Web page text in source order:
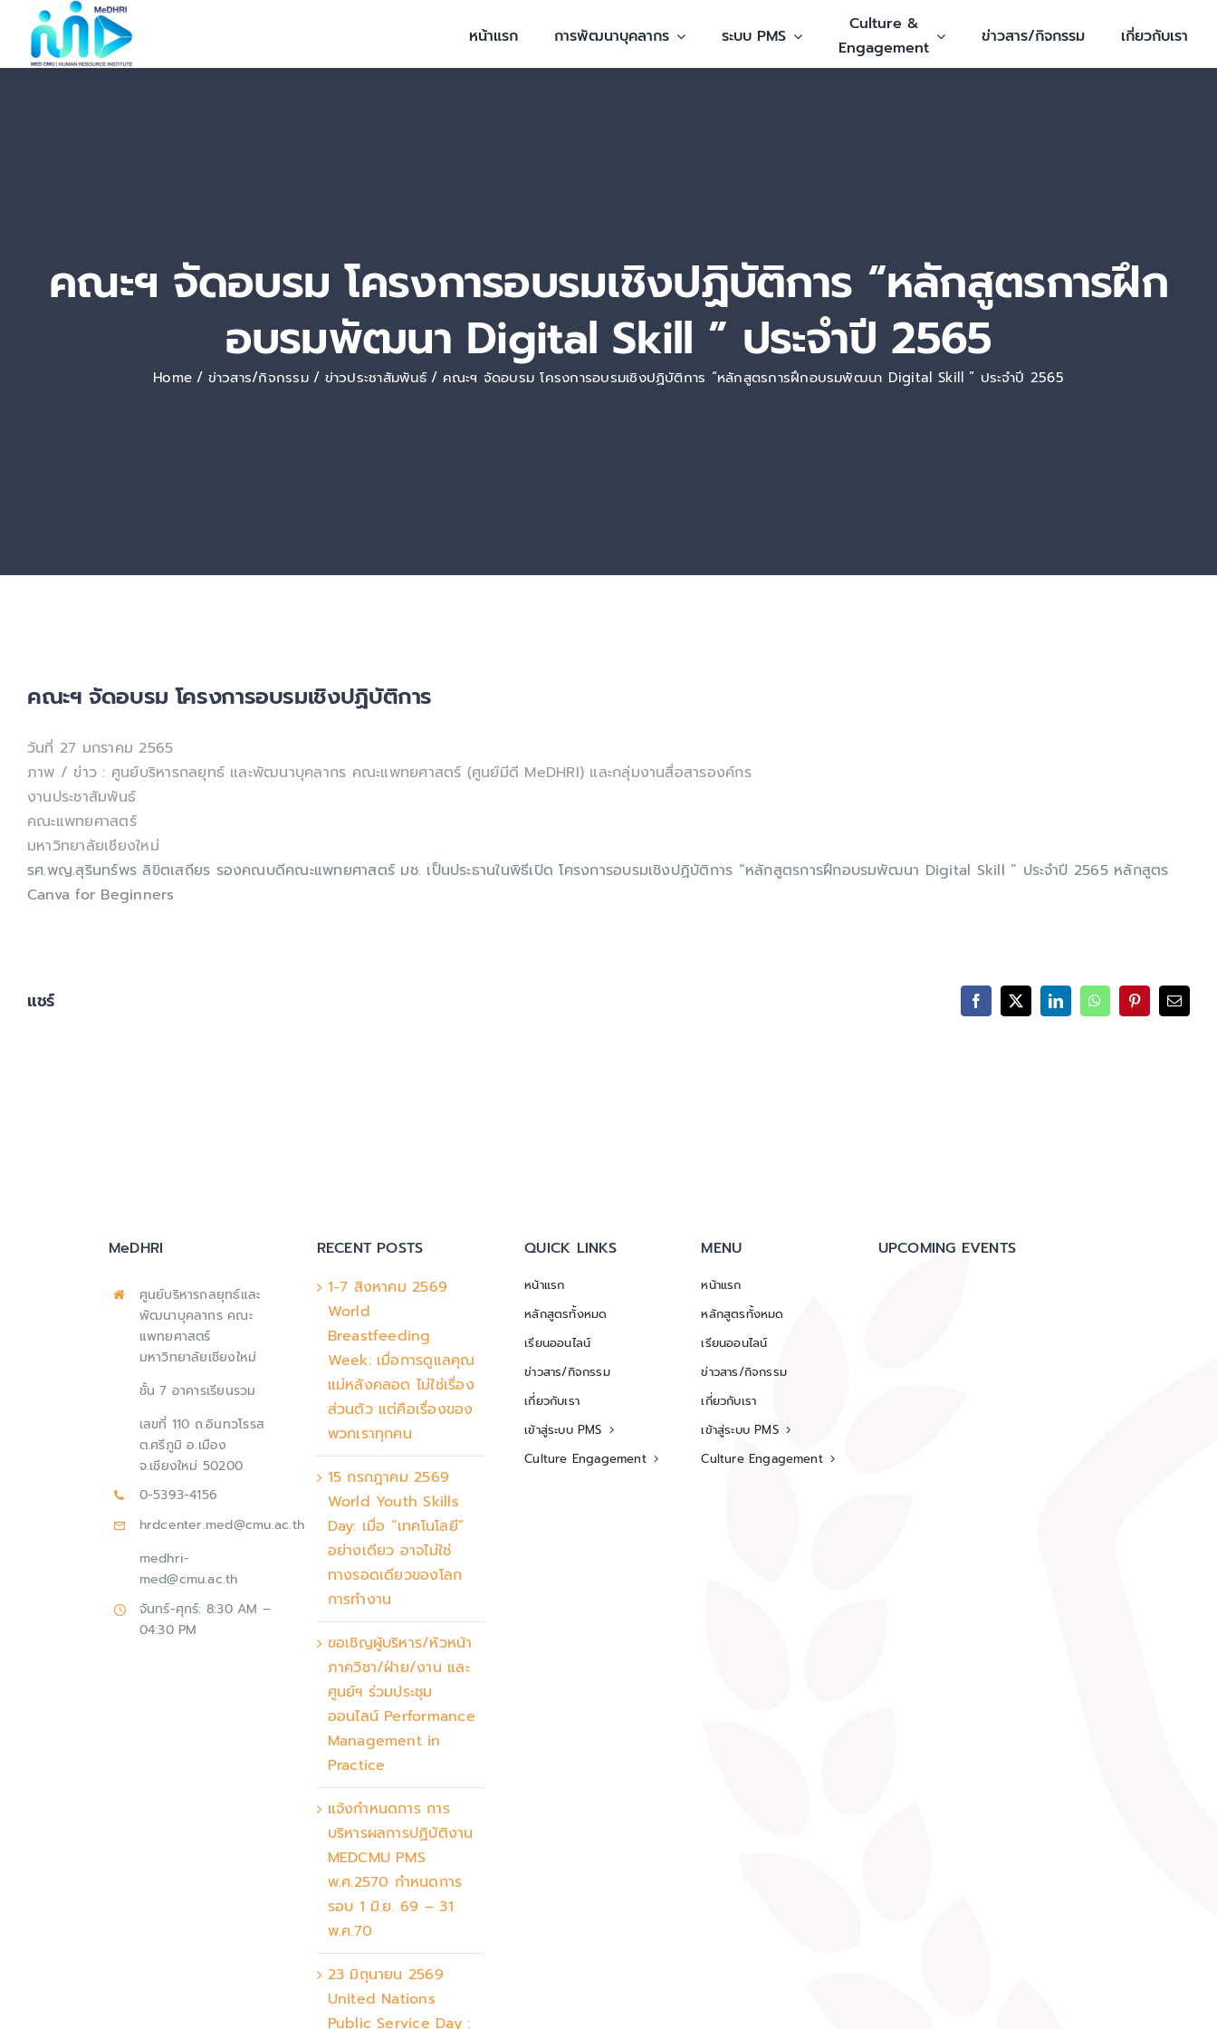
content
หน้าแรก การพัฒนาบุคลากร ระบบ PMS
Culture &
Engagement
ข่าวสาร/กิจกรรม เกี่ยวกับเรา
คณะฯ จัดอบรม โครงการอบรมเชิงปฏิบัติการ “หลักสูตรการฝึก
อบรมพัฒนา Digital Skill ” ประจำปี 2565
Home ข่าวสาร/กิจกรรม ข่าวประชาสัมพันธ์ คณะฯ จัดอบรม โครงการอบรมเชิงปฏิบัติการ “หลักสูตรการฝึกอบรมพัฒนา Digital Skill ” ประจำปี 2565
คณะฯ จัดอบรม โครงการอบรมเชิงปฏิบัติการ
วันที่ 27 มกราคม 2565
ภาพ / ข่าว : ศูนย์บริหารกลยุทธ์ และพัฒนาบุคลากร คณะแพทยศาสตร์ (ศูนย์มีดี MeDHRI) และกลุ่มงานสื่อสารองค์กร
งานประชาสัมพันธ์
คณะแพทยศาสตร์
มหาวิทยาลัยเชียงใหม่
รศ.พญ.สุรินทร์พร ลิขิตเสถียร รองคณบดีคณะแพทยศาสตร์ มช. เป็นประธานในพิธีเปิด โครงการอบรมเชิงปฏิบัติการ “หลักสูตรการฝึกอบรมพัฒนา Digital Skill ” ประจำปี 2565 หลักสูตร
Canva for Beginners
แชร์ Facebook
X LinkedInWhatsAppPinterestEmail
MeDHRI
ศูนย์บริหารกลยุทธ์และ
พัฒนาบุคลากร คณะ
แพทยศาสตร์
มหาวิทยาลัยเชียงใหม่
ชั้น 7 อาคารเรียนรวม
เลขที่ 110 ถ.อินทวโรรส
ต.ศรีภูมิ อ.เมือง
จ.เชียงใหม่ 50200
0-5393-4156
hrdcenter.med@cmu.ac.th
medhri-
med@cmu.ac.th
จันทร์-ศุกร์: 8:30 AM –
04:30 PM
RECENT POSTS
1-7 สิงหาคม 2569
World
Breastfeeding
Week: เมื่อการดูแลคุณ
แม่หลังคลอด ไม่ใช่เรื่อง
ส่วนตัว แต่คือเรื่องของ
พวกเราทุกคน
15 กรกฎาคม 2569
World Youth Skills
Day: เมื่อ “เทคโนโลยี”
อย่างเดียว อาจไม่ใช่
ทางรอดเดียวของโลก
การทำงาน
ขอเชิญผู้บริหาร/หัวหน้า
ภาควิชา/ฝ่าย/งาน และ
ศูนย์ฯ ร่วมประชุม
ออนไลน์ Performance
Management in
Practice
แจ้งกำหนดการ การ
บริหารผลการปฏิบัติงาน
MEDCMU PMS
พ.ศ.2570 กำหนดการ
รอบ 1 มิ.ย. 69 – 31
พ.ค.70
23 มิถุนายน 2569
United Nations
Public Service Day :
QUICK LINKS
หน้าแรก
หลักสูตรทั้งหมด
เรียนออนไลน์
ข่าวสาร/กิจกรรม
เกี่ยวกับเรา
เข้าสู่ระบบ PMS
Culture Engagement
MENU
หน้าแรก
หลักสูตรทั้งหมด
เรียนออนไลน์
ข่าวสาร/กิจกรรม
เกี่ยวกับเรา
เข้าสู่ระบบ PMS
Culture Engagement
UPCOMING EVENTS